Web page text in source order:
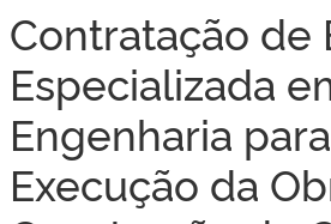
Contratação de
Especializada
Engenharia para
Execução da